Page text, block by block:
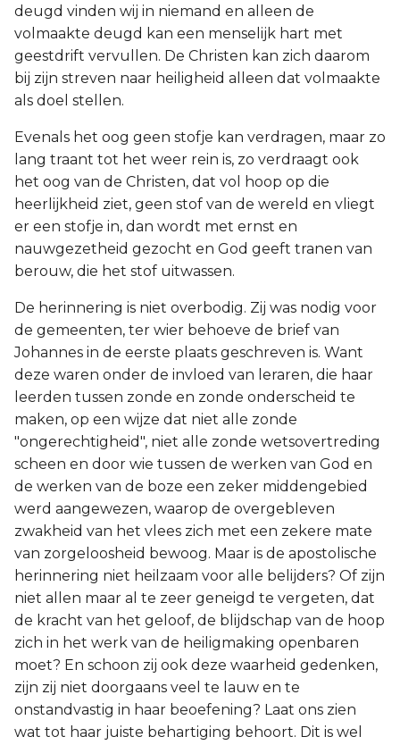
deugd vinden wij in niemand en alleen de
volmaakte deugd kan een menselijk hart met
geestdrift vervullen. De Christen kan zich daarom
bij zijn streven naar heiligheid alleen dat volmaakte
als doel stellen.
Evenals het oog geen stofje kan verdragen, maar zo
lang traant tot het weer rein is, zo verdraagt ook
het oog van de Christen, dat vol hoop op die
heerlijkheid ziet, geen stof van de wereld en vliegt
er een stofje in, dan wordt met ernst en
nauwgezetheid gezocht en God geeft tranen van
berouw, die het stof uitwassen.
De herinnering is niet overbodig. Zij was nodig voor
de gemeenten, ter wier behoeve de brief van
Johannes in de eerste plaats geschreven is. Want
deze waren onder de invloed van leraren, die haar
leerden tussen zonde en zonde onderscheid te
maken, op een wijze dat niet alle zonde
"ongerechtigheid", niet alle zonde wetsovertreding
scheen en door wie tussen de werken van God en
de werken van de boze een zeker middengebied
werd aangewezen, waarop de overgebleven
zwakheid van het vlees zich met een zekere mate
van zorgeloosheid bewoog. Maar is de apostolische
herinnering niet heilzaam voor alle belijders? Of zijn
niet allen maar al te zeer geneigd te vergeten, dat
de kracht van het geloof, de blijdschap van de hoop
zich in het werk van de heiligmaking openbaren
moet? En schoon zij ook deze waarheid gedenken,
zijn zij niet doorgaans veel te lauw en te
onstandvastig in haar beoefening? Laat ons zien
wat tot haar juiste behartiging behoort. Dit is wel